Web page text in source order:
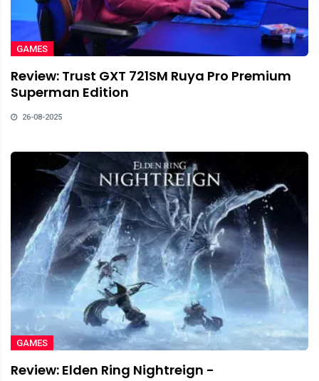
GAMES
Review: Trust GXT 721SM Ruya Pro Premium
Superman Edition
26-08-2025
GAMES
Review: Elden Ring Nightreign -